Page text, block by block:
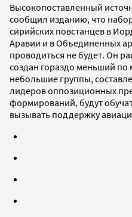
Высокопоставленный
сообщил изданию, что
сирийских повстанцев в
Аравии и в Объединенных
проводиться не будет. Он
создан гораздо меньший по
небольшие группы,
лидеров оппозиционных
формирований, будут
вызывать поддержку